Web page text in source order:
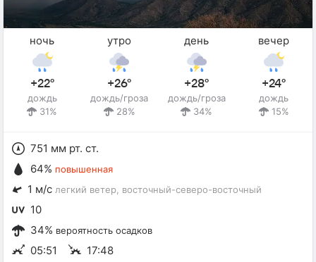
ночь
+22°
дождь
31%
утро
+26°
дождь/гроза
28%
день
+28°
дождь/гроза
34%
вечер
+24°
дождь
15%
751 мм рт. ст.
64% повышенная
1 м/с легкий ветер , восточный-северо-восточный
10
34% вероятность осадков
05:51 17:48